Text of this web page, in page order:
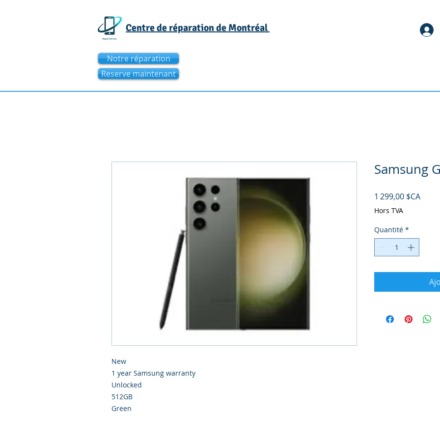
Centre de réparation de Montréal
Notre réparation
Reserve maintenant
New
1 year Samsung warranty
Unlocked
512GB
Green
Samsung
1 299,00 $CAPrix
Hors TVA
Quantité *